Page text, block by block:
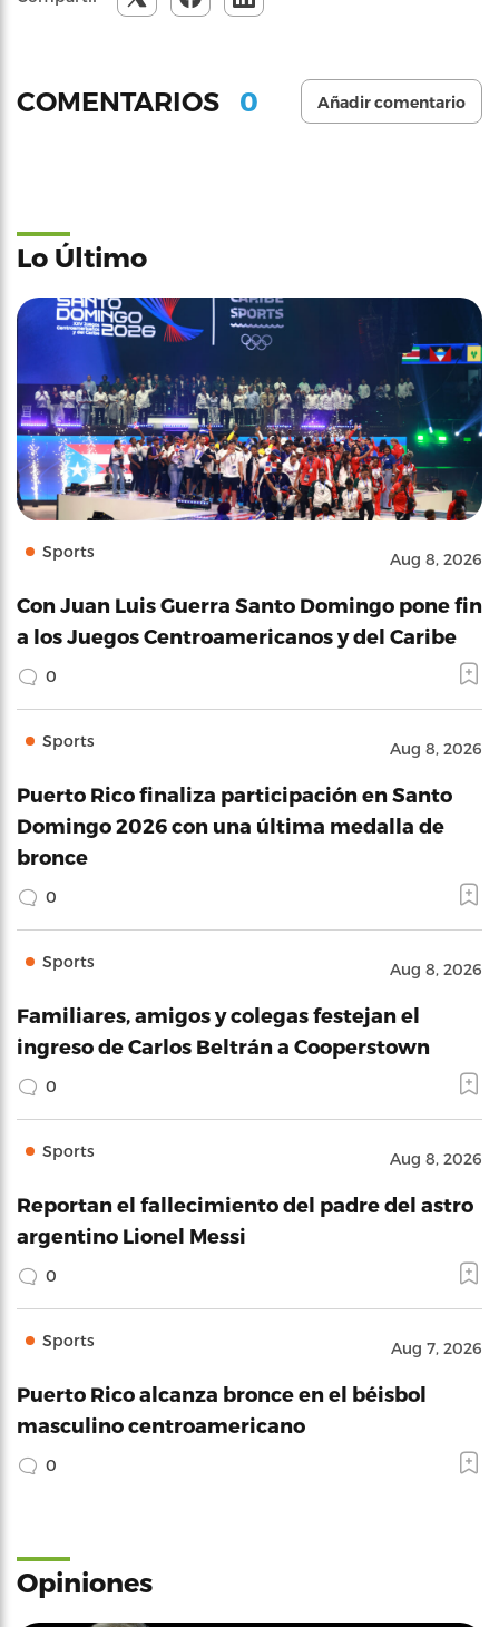
COMENTARIOS 0 Añadir comentario
Lo Último
Sports Aug 8, 2026
Con Juan Luis Guerra Santo Domingo pone fin
a los Juegos Centroamericanos y del Caribe
0
Sports Aug 8, 2026
Puerto Rico finaliza participación en Santo
Domingo 2026 con una última medalla de
bronce
0
Sports Aug 8, 2026
Familiares, amigos y colegas festejan el
ingreso de Carlos Beltrán a Cooperstown
0
Sports Aug 8, 2026
Reportan el fallecimiento del padre del astro
argentino Lionel Messi
0
Sports Aug 7, 2026
Puerto Rico alcanza bronce en el béisbol
masculino centroamericano
0
Opiniones